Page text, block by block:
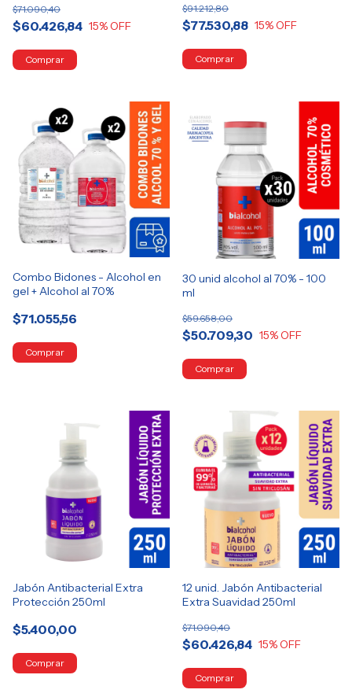
$60.426,84
$71.090,40
15% OFF $77.530,88
$91.212,80
15% OFF
Combo Bidones - Alcohol en
gel + Alcohol al 70%
$71.055,56
30 unid alcohol al 70% - 100
ml
$50.709,30
$59.658,00
15% OFF
Jabón Antibacterial Extra
Protección 250ml
$5.400,00
12 unid. Jabón Antibacterial
Extra Suavidad 250ml
$60.426,84
$71.090,40
15% OFF